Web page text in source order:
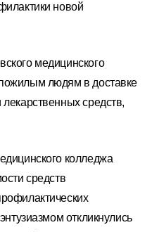
новой
медицинского
людям в доставке
средств,
колледжа
средств
откликнулись